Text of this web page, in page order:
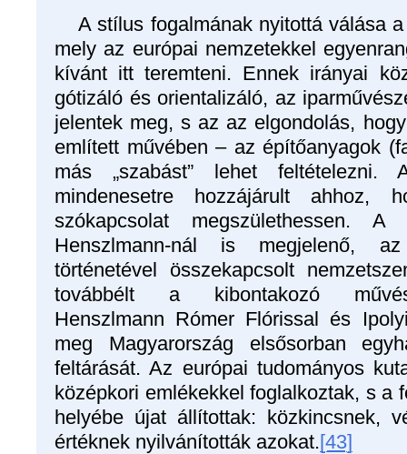
A stílus fogalmának nyitottá válása
mely az európai nemzetekkel
kívánt itt teremteni. Ennek irányai
gótizáló és orientalizáló, az
jelentek meg, s az az elgondolás,
említett művében – az építőanyagok
más „szabást” lehet feltételezni.
mindenesetre hozzájárult ahhoz,
szókapcsolat megszülethessen.
Henszlmann-nál is megjelenő,
történetével összekapcsolt
továbbélt a kibontakozó
Henszlmann Rómer Flórissal és
meg Magyarország elsősorban
feltárását. Az európai tudományos
középkori emlékekkel foglalkoztak, s a
helyébe újat állítottak: közkincsnek,
értéknek nyilvánították azokat.[43]